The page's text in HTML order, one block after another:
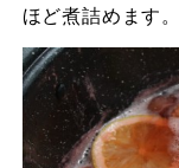
ほど煮詰めます。